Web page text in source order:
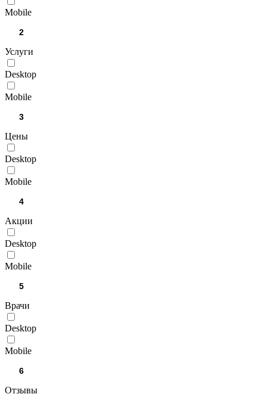
Mobile
Услуги
Desktop
Mobile
Цены
Desktop
Mobile
Акции
Desktop
Mobile
Врачи
Desktop
Mobile
Отзывы